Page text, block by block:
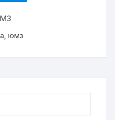
,юмз